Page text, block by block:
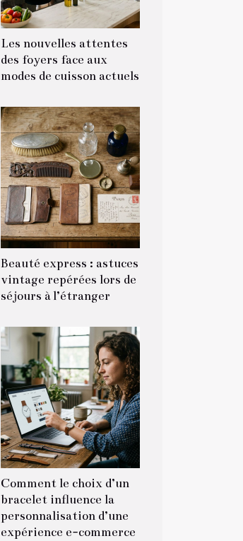
Les nouvelles attentes
des foyers face aux
modes de cuisson actuels
Beauté express : astuces
vintage repérées lors de
séjours à l’étranger
Comment le choix d’un
bracelet influence la
personnalisation d’une
expérience e-commerce